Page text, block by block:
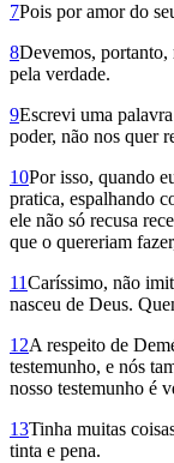
7Pois por amor do
8Devemos, portanto,
pela verdade.
9Escrevi uma
poder, não nos quer
10Por isso, quando
pratica, espalhando
ele não só recusa
que o quereriam
11Caríssimo, não
nasceu de Deus.
12A respeito de
testemunho, e nós
nosso testemunho é
13Tinha muitas
tinta e pena.